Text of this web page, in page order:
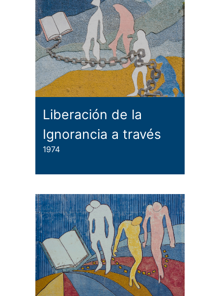
Liberación de la
Ignorancia a través
de la instrucción II
1974